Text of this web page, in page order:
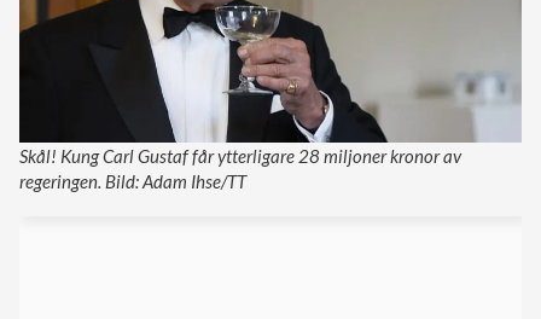
Skål! Kung Carl Gustaf får ytterligare 28 miljoner kronor av
regeringen. Bild: Adam Ihse/TT